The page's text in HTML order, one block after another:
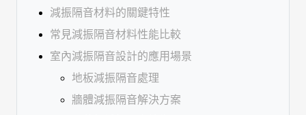
減振隔音材料的關鍵特性
常見減振隔音材料性能比較
室內減振隔音設計的應用場景
地板減振隔音處理
牆體減振隔音解決方案